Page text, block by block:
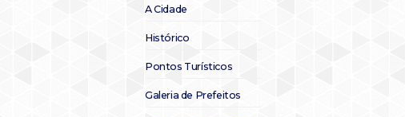
A Cidade
Histórico
Pontos Turísticos
Galeria de Prefeitos